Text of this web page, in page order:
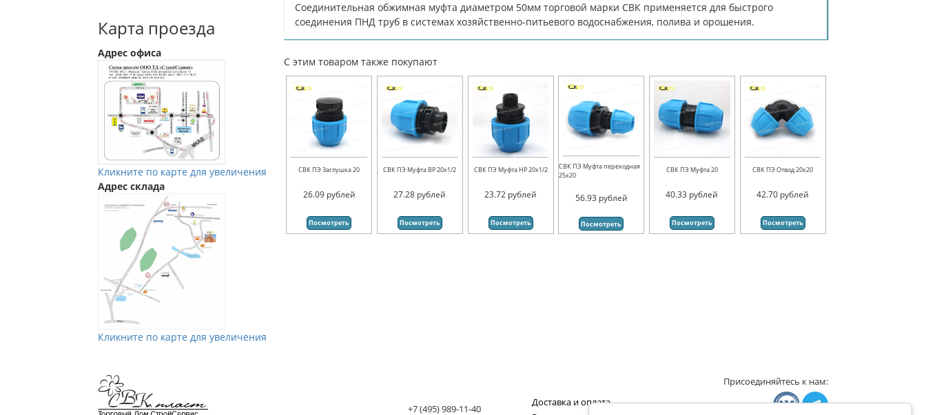
Карта проезда
Адрес офиса
Кликните по карте для увеличения
Адрес склада
Кликните по карте для увеличения
Соединительная обжимная муфта диаметром 50мм торговой марки СВК применяется для быстрого
соединения ПНД труб в системах хозяйственно-питьевого водоснабжения, полива и орошения.
С этим товаром также покупают
СВК ПЭ Заглушка 20
26.09 рублей
Посмотреть
СВК ПЭ Муфта ВР 20х1/2
27.28 рублей
Посмотреть
СВК ПЭ Муфта НР 20х1/2
23.72 рублей
Посмотреть
СВК ПЭ Муфта переходная
25х20
56.93 рублей
Посмотреть
СВК ПЭ Муфта 20
40.33 рублей
Посмотреть
СВК ПЭ Отвод 20х20
42.70 рублей
Посмотреть
+7 (495) 989-11-40
Доставка и оплата
Присоединяйтесь к нам:
Мы в Vkontakte
Мы в Телеграм